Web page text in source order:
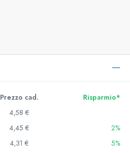
Prezzo cad.
Risparmio*
4,58 €
4,45 €
2%
4,31 €
5%